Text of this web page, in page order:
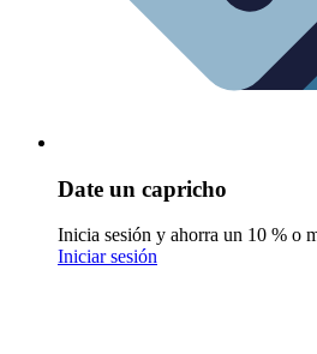
Date un capricho
Inicia sesión y ahorra un 10 % o
Iniciar sesión